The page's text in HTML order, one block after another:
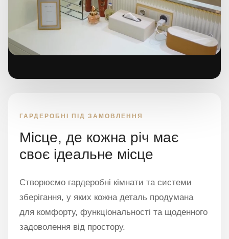
ГАРДЕРОБНІ ПІД ЗАМОВЛЕННЯ
Місце, де кожна річ має
своє ідеальне місце
Створюємо гардеробні кімнати та системи
зберігання, у яких кожна деталь продумана
для комфорту, функціональності та щоденного
задоволення від простору.